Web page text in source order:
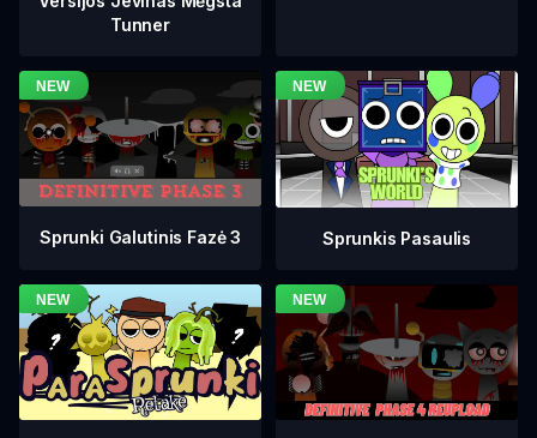
Tunner
Sprunki Galutinis Fazė 3 Sprunkis Pasaulis